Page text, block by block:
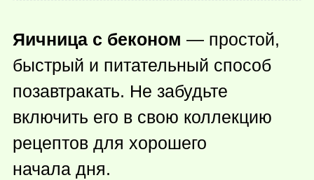
Яичница с беконом — простой,
быстрый и питательный способ
позавтракать. Не забудьте
включить его в свою коллекцию
рецептов для хорошего
начала дня.